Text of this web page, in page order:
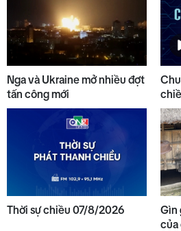
Thời sự
Nga và Ukraine mở nhiều đợt
tấn công mới
Thời sự chiều 07/8/2026
Gìn
của